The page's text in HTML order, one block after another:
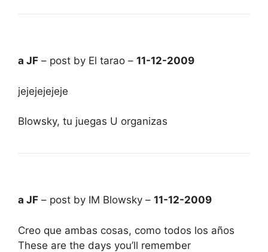
a JF – post by El tarao – 11-12-2009
jejejejejeje
Blowsky, tu juegas U organizas
a JF – post by IM Blowsky – 11-12-2009
Creo que ambas cosas, como todos los años
These are the days you’ll remember